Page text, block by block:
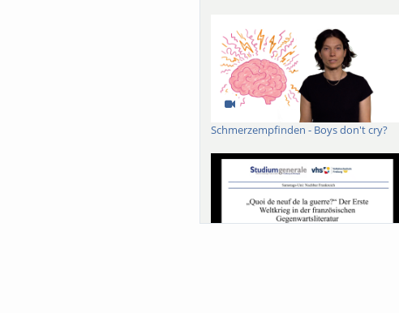
Schmerzempfinden - Boys don't cry?